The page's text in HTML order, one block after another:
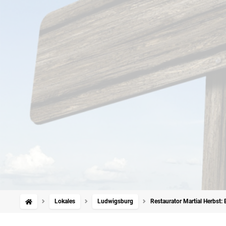
Lokales Ludwigsburg Restaurator Martial